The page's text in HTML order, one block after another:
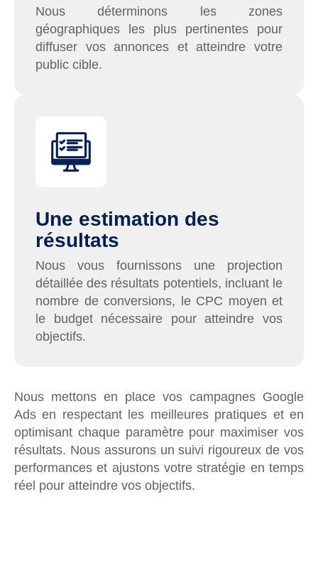
Nous déterminons les zones
géographiques les plus pertinentes pour
diffuser vos annonces et atteindre votre
public cible.
Une estimation des
résultats
Nous vous fournissons une projection
détaillée des résultats potentiels, incluant le
nombre de conversions, le CPC moyen et
le budget nécessaire pour atteindre vos
objectifs.
Nous mettons en place vos campagnes Google
Ads en respectant les meilleures pratiques et en
optimisant chaque paramètre pour maximiser vos
résultats. Nous assurons un suivi rigoureux de vos
performances et ajustons votre stratégie en temps
réel pour atteindre vos objectifs.